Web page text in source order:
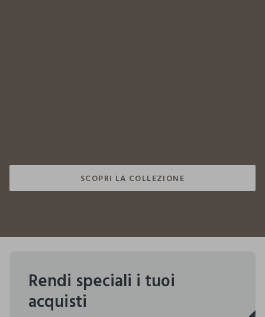
SCOPRI LA COLLEZIONE
SCOPRI LA COLLEZIONE
Rendi speciali i tuoi
acquisti